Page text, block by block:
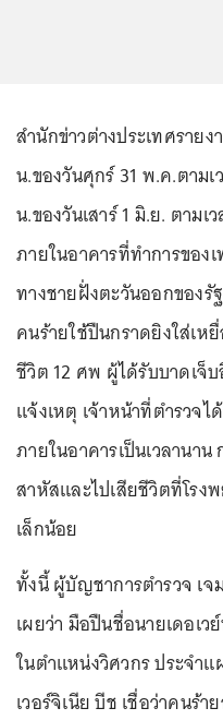
สำนักข่าวต่างประเทศราย
น.ของวันศุกร์ 31 พ.ค.ตาม
น.ของวันเสาร์ 1 มิ.ย. ตามเ
ภายในอาคารที่ทำการของ
ทางชายฝั่งตะวันออกของรั
คนร้ายใช้ปืนกราดยิงใส่เห
ชีวิต 12 ศพ ผู้ได้รับบาดเจ็
แจ้งเหตุ เจ้าหน้าที่ตำรวจ
ภายในอาคารเป็นเวลานา
สาหัสและไปเสียชีวิตที่โรง
เล็กน้อย
ทั้งนี้ ผู้บัญชาการตำรวจ เจ
เผยว่า มือปืนชื่อนายเดอเ
ในตำแหน่งวิศวกร ประจำ
เวอร์จิเนีย บีช เชื่อว่าคนร้